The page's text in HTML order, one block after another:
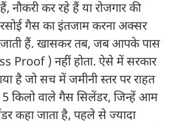
नौकरी कर रहे हैं या रोजगार की
गैस का इंतजाम करना अक्सर
जाती हैं. खासकर तब, जब आपके पास
Proof ) नहीं होता. ऐसे में सरकार
है जो सच में जमीनी स्तर पर राहत
5 किलो वाले गैस सिलेंडर, जिन्हें आम
कहा जाता है, पहले से ज्यादा